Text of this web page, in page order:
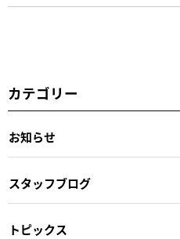
カテゴリー
お知らせ
スタッフブログ
トピックス